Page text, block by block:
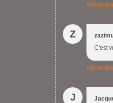
Répondre
Z
C'est
Répondre
J